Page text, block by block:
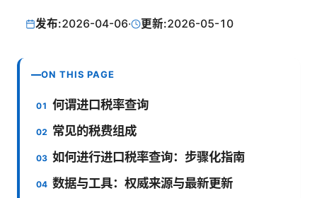
发布:2026-04-06· 更新:2026-05-10
ON THIS PAGE
何谓进口税率查询
常见的税费组成
如何进行进口税率查询：步骤化指南
数据与工具：权威来源与最新更新